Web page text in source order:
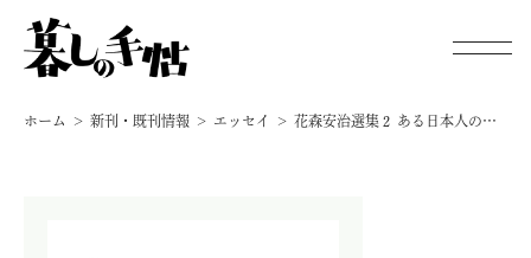
ホーム 新刊・既刊情報 エッセイ 花森安治選集２ ある日本人の暮し